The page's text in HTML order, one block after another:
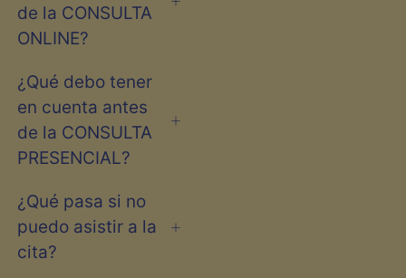
de la CONSULTA
ONLINE?
¿Qué debo tener
en cuenta antes
de la CONSULTA
PRESENCIAL?
¿Qué pasa si no
puedo asistir a la
cita?